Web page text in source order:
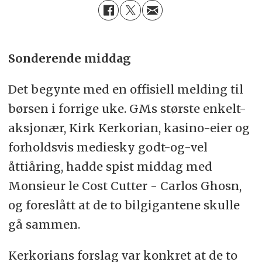
Sonderende middag
Det begynte med en offisiell melding til
børsen i forrige uke. GMs største enkelt-
aksjonær, Kirk Kerkorian, kasino-eier og
forholdsvis mediesky godt-og-vel
åttiåring, hadde spist middag med
Monsieur le Cost Cutter - Carlos Ghosn,
og foreslått at de to bilgigantene skulle
gå sammen.
Kerkorians forslag var konkret at de to